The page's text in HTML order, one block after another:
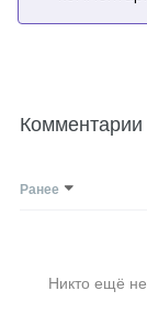
Комментарии
Ранее
Никто ещё